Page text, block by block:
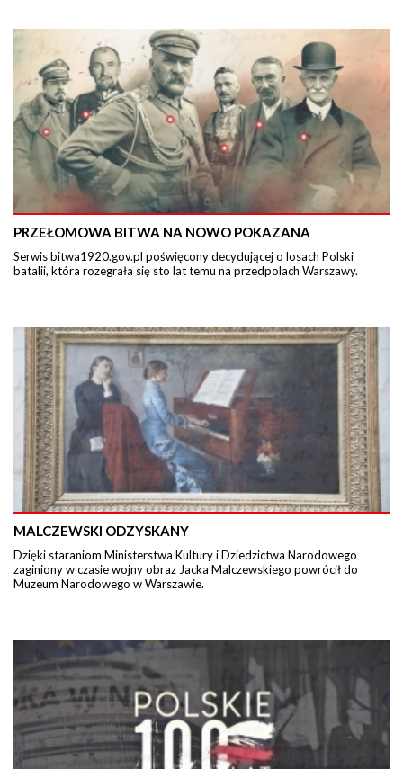
PRZEŁOMOWA BITWA NA NOWO POKAZANA
Serwis bitwa1920.gov.pl poświęcony decydującej o losach Polski
batalii, która rozegrała się sto lat temu na przedpolach Warszawy.
MALCZEWSKI ODZYSKANY
Dzięki staraniom Ministerstwa Kultury i Dziedzictwa Narodowego
zaginiony w czasie wojny obraz Jacka Malczewskiego powrócił do
Muzeum Narodowego w Warszawie.